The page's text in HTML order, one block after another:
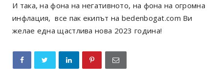
И така, на фона на негативното, на фона на огромна
инфлация, все пак екипът на bedenbogat.com Ви
желае една щастлива нова 2023 година!